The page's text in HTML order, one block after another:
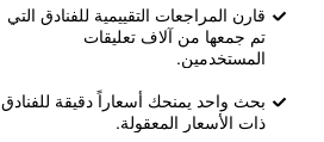
قارن المراجعات التقييمية للفنادق التي
تم جمعها من آلاف تعليقات
المستخدمين.
بحث واحد يمنحك أسعاراً دقيقة للفنادق
ذات الأسعار المعقولة.